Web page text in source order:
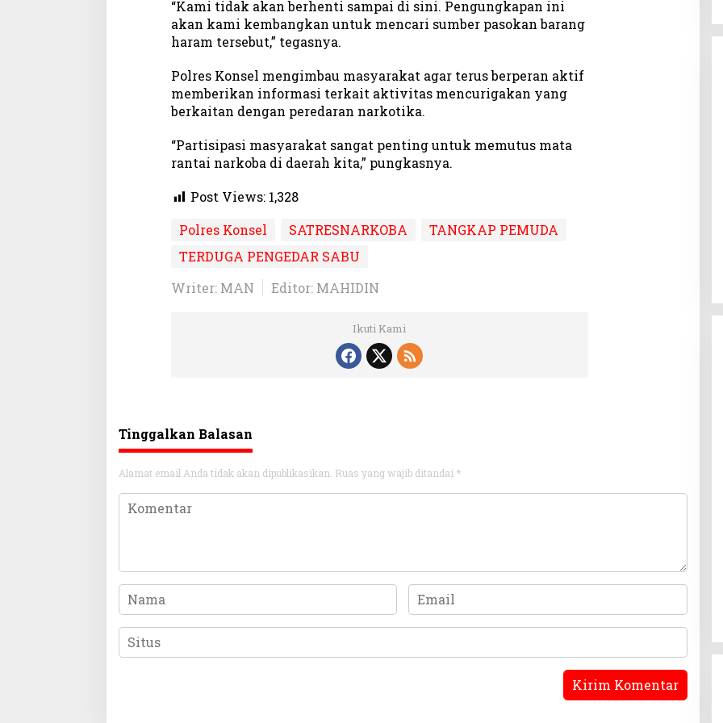
“Kami tidak akan berhenti sampai di sini. Pengungkapan ini
akan kami kembangkan untuk mencari sumber pasokan barang
haram tersebut,” tegasnya.
Polres Konsel mengimbau masyarakat agar terus berperan aktif
memberikan informasi terkait aktivitas mencurigakan yang
berkaitan dengan peredaran narkotika.
“Partisipasi masyarakat sangat penting untuk memutus mata
rantai narkoba di daerah kita,” pungkasnya.
Post Views: 1,328
Polres Konsel
SATRESNARKOBA
TANGKAP PEMUDA
TERDUGA PENGEDAR SABU
Writer: MAN
Editor: MAHIDIN
Ikuti Kami
Tinggalkan Balasan
Alamat email Anda tidak akan dipublikasikan. Ruas yang wajib ditandai *